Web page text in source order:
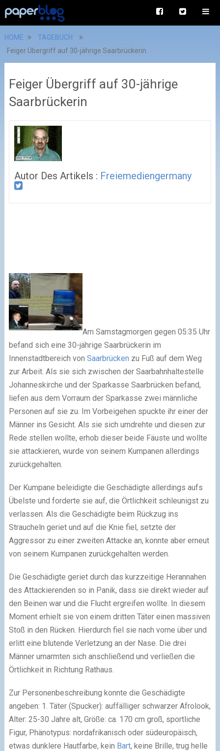
HOME
TAGEBUCH
Feiger Übergriff auf 30-jährige Saarbrückerin
Feiger Übergriff auf 30-jährige
Saarbrückerin
Autor Des Artikels : Freiemediengermany
Am Samstagmorgen gegen 05:35 Uhr
befand sich eine 30-jährige Saarbrückerin im
Innenstadtbereich von Saarbrücken zu Fuß auf dem Weg
zur Arbeit. Als sie sich zwischen der Saarbahnhaltestelle
Johanneskirche und der Sparkasse Saarbrücken befand,
liefen aus dem Vorraum der Sparkasse zwei männliche
Personen auf sie zu. Im Vorbeigehen spuckte ihr einer der
Männer ins Gesicht. Als sie sich umdrehte und diesen zur
Rede stellen wollte, erhob dieser beide Fäuste und wollte
sie attackieren, wurde von seinem Kumpanen allerdings
zurückgehalten.
Der Kumpane beleidigte die Geschädigte allerdings aufs
Übelste und forderte sie auf, die Örtlichkeit schleunigst zu
verlassen. Als die Geschädigte beim Rückzug ins
Straucheln geriet und auf die Knie fiel, setzte der
Aggressor zu einer zweiten Attacke an, konnte aber erneut
von seinem Kumpanen zurückgehalten werden.
Die Geschädigte geriet durch das kurzzeitige Herannahen
des Attackierenden so in Panik, dass sie direkt wieder auf
den Beinen war und die Flucht ergreifen wollte. In diesem
Moment erhielt sie von einem dritten Täter einen massiven
Stoß in den Rücken. Hierdurch fiel sie nach vorne über und
erlitt eine blutende Verletzung an der Nase. Die drei
Männer umarmten sich anschließend und verließen die
Örtlichkeit in Richtung Rathaus.
Zur Personenbeschreibung konnte die Geschädigte
angeben: 1. Täter (Spucker): auffälliger schwarzer Afrolook,
Alter: 25-30 Jahre alt, Größe: ca. 170 cm groß, sportliche
Figur, Phänotypus: nordafrikanisch oder südeuropäisch,
etwas dunklere Hautfarbe, kein Bart, keine Brille, trug helle